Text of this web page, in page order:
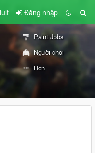
Đăng nhập
Paint Jobs
Người chơi
Hơn